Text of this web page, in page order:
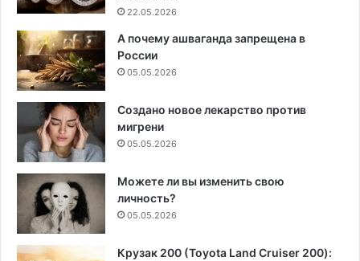
22.05.2026
А почему ашваганда запрещена в
России
05.05.2026
Создано новое лекарство против
мигрени
05.05.2026
Можете ли вы изменить свою
личность?
05.05.2026
Крузак 200 (Toyota Land Cruiser 200):